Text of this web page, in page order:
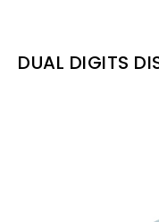
DUAL DIGITS